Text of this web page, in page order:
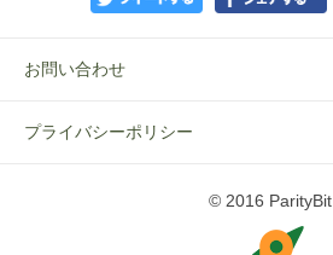
お問い合わせ
プライバシーポリシー
© 2016 ParityBit